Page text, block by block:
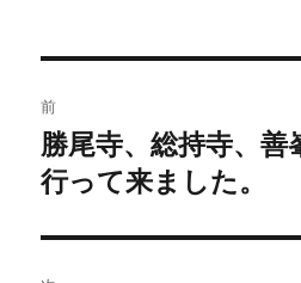
稿
ナ
ビ
前
前
の
稿:
勝尾寺、総持寺、善
行って来ました。